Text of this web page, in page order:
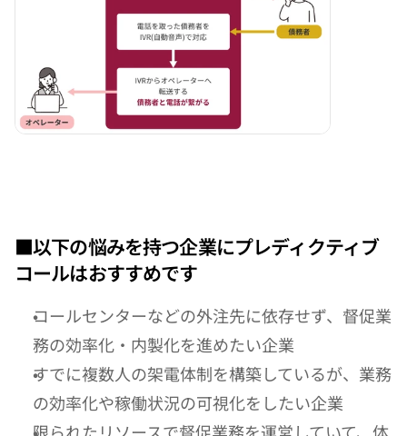
■以下の悩みを持つ企業にプレディクティブ
コールはおすすめです
コールセンターなどの外注先に依存せず、督促業
務の効率化・内製化を進めたい企業
すでに複数人の架電体制を構築しているが、業務
の効率化や稼働状況の可視化をしたい企業